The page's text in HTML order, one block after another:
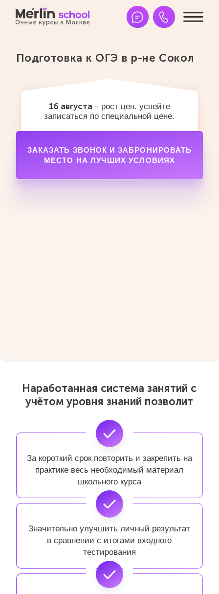
Подготовка к ОГЭ в р-не Сокол
16 августа – рост цен. успейте
записаться по специальной цене.
ЗАКАЗАТЬ ЗВОНОК И ЗАБРОНИРОВАТЬ
МЕСТО НА ЛУЧШИХ УСЛОВИЯХ
Наработанная система занятий с
учётом уровня знаний позволит
За короткий срок повторить и закрепить на
практике весь необходимый материал
школьного курса
Значительно улучшить личный результат
в сравнении с итогами входного
тестирования